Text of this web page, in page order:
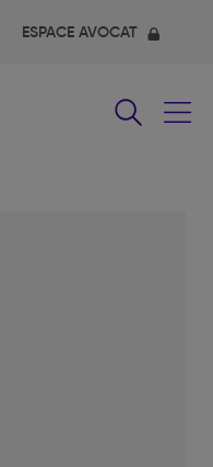
ESPACE AVOCAT